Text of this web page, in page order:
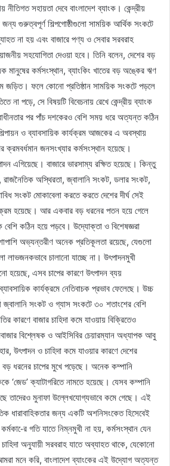
সহায়তা দেবে বাংলাদেশ ব্যাংক। কেন্দ্রীয়
জন্য গুরুত্বপূর্ণ শিল্পগোষ্ঠীগুলো সাময়িক আর্থিক সংকটে
না হয় এবং বাজারে পণ্য ও সেবার সরবরাহ
সহযোগিতা দেওয়া হবে। তিনি বলেন, দেশের বড়
মানুষের কর্মসংস্থান, ব্যাংকিং খাতের বড় অঙ্কের ঋণ
জড়িত। ফলে কোনো প্রতিষ্ঠান সাময়িক সংকটে পড়লে
না পড়ে, সে বিষয়টি বিবেচনায় রেখে কেন্দ্রীয় ব্যাংক
পর পাঁচ দশকেরও বেশি সময় ধরে অত্যন্ত কঠিন
ও ব্যাবসায়িক কার্যক্রম আজকের এ অবস্থায়
ক্রমবর্ধমান জনসংখ্যার কর্মসংস্থান হয়েছে।
এগিয়েছে। বাজারে ভারসাম্য রক্ষিত হয়েছে। কিন্তু
রাজনৈতিক অস্থিরতা, জ্বালানি সংকট, ডলার সংকট,
সংকট মোকাবেলা করতে করতে দেশের দীর্ঘ সেই
হয়েছে। আর একবার বড় ধরনের পতন হয়ে গেলে
বেশি কঠিন হয়ে পড়বে। উদ্যোক্তা ও বিশেষজ্ঞরা
অভ্যন্তরীণ অনেক প্রতিকূলতা রয়েছে, যেগুলো
লাভজনকভাবে চালানো যাচ্ছে না। উৎপাদনমুখী
হয়েছে, এসব চাপের কারণে উৎপাদন ব্যয়
কার্যক্রমে নেতিবাচক প্রভাব ফেলেছে। উচ্চ
জ্বালানি সংকট ও গ্যাস সংকটে ৩০ শতাংশের বেশি
কারণে বাজার চাহিদা কমে যাওয়ায় বিক্রিতেও
বিশ্লেষক ও আইসিবির চেয়ারম্যান অধ্যাপক আবু
উৎপাদন ও চাহিদা কমে যাওয়ার কারণে দেশের
বড় ধরনের চাপের মুখে পড়েছে। অনেক কম্পানি
‘জেড’ ক্যাটাগরিতে নামতে হয়েছে। যেসব কম্পানি
তাদেরও মুনাফা উল্লেখযোগ্যভাবে কমে গেছে। এই
ধারাবাহিকতার জন্য একটি অশনিসংকেত হিসেবেই
ের গতি যাতে নিম্নমুখী না হয়, কর্মসংস্থান যেন
অনুযায়ী সরবরাহ যাতে অব্যাহত থাকে, যেকোনো
মনে করি, বাংলাদেশ ব্যাংকের এই উদ্যোগ অত্যন্ত